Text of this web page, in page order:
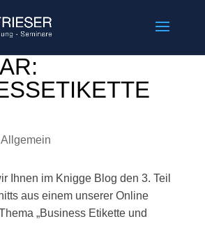
Allgemein
Ihnen im Knigge Blog den 3. Teil
aus einem unserer Online
„Business Etikette und